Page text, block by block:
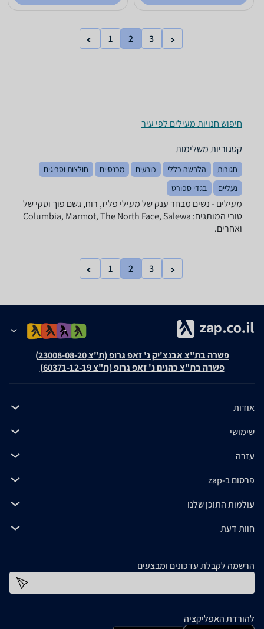
1 2 3
חיפוש חנויות מעילים לפי עיר
קטגוריות משלימות
חגורות הלבשה כללי כובעים מכנסיים
חולצות וסריגים
נעליים
בגדי ספורט
מעילים - ‏נשים מבחר ענק של מעילי פליז, רוח, גשם פוך וסקי של
טובי המותגים: Columbia, Marmot, The North Face, Salewa
ואחרים.
1 2 3
פשרה בת"צ אבנצ'יק נ' זאפ גרופ (ת"צ 23008-08-20)
פשרה בת"צ כהנים נ' זאפ גרופ (ת"צ 60371-12-19)
אודות
שימושי
עזרה
פרסום ב-zap
עולמות התוכן שלנו
חוות דעת
הרשמה לקבלת עדכונים ומבצעים
להורדת האפליקציה